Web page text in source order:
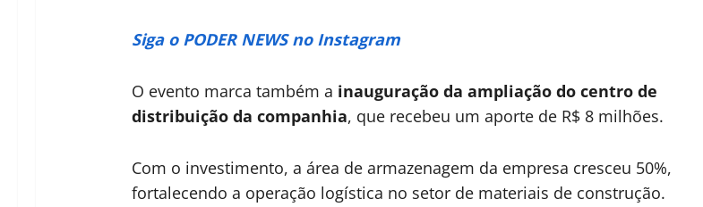
Siga o PODER NEWS no Instagram
O evento marca também a inauguração da ampliação do centro de
distribuição da companhia, que recebeu um aporte de R$ 8 milhões.
Com o investimento, a área de armazenagem da empresa cresceu 50%,
fortalecendo a operação logística no setor de materiais de construção.